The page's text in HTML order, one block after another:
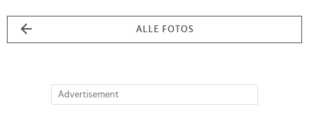
ALLE FOTOS
Advertisement